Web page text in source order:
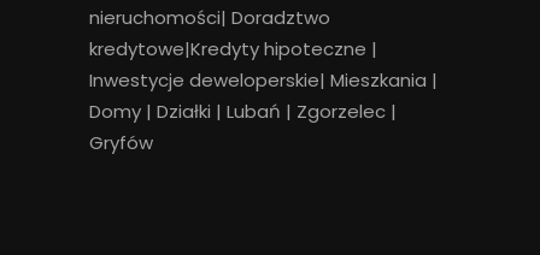
nieruchomości| Doradztwo
kredytowe|Kredyty hipoteczne |
Inwestycje deweloperskie| Mieszkania |
Domy | Działki | Lubań | Zgorzelec |
Gryfów